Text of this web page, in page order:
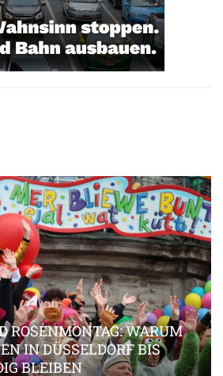
ROSENMONTAG: WARUM
IN DÜSSELDORF BIS
BLEIBEN